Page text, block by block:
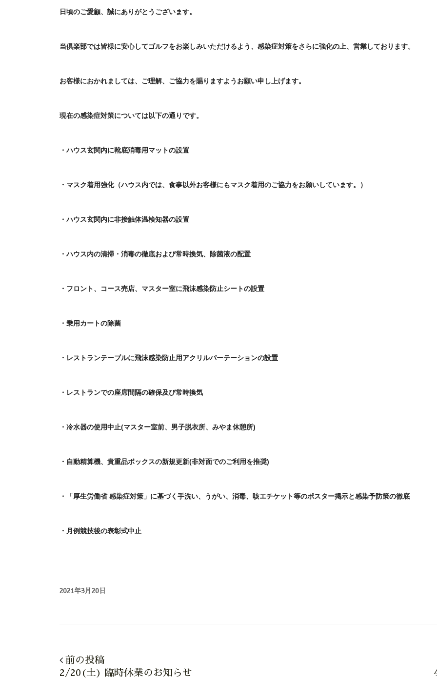
日頃のご愛顧、誠にありがとうございます。
当倶楽部では皆様に安心してゴルフをお楽しみいただけるよう、感染症対策をさらに強化の上、営業しております。
お客様におかれましては、ご理解、ご協力を賜りますようお願い申し上げます。
現在の感染症対策については以下の通りです。
・ハウス玄関内に靴底消毒用マットの設置
・マスク着用強化（ハウス内では、食事以外お客様にもマスク着用のご協力をお願いしています。）
・ハウス玄関内に非接触体温検知器の設置
・ハウス内の清掃・消毒の徹底および常時換気、除菌液の配置
・フロント、コース売店、マスター室に飛沫感染防止シートの設置
・乗用カートの除菌
・レストランテーブルに飛沫感染防止用アクリルパーテーションの設置
・レストランでの座席間隔の確保及び常時換気
・冷水器の使用中止(マスター室前、男子脱衣所、みやま休憩所)
・自動精算機、貴重品ボックスの新規更新(非対面でのご利用を推奨)
・「厚生労働省 感染症対策」に基づく手洗い、うがい、消毒、咳エチケット等のポスター掲示と感染予防策の徹底
・月例競技後の表彰式中止
2021年3月20日
前の投稿
2/20(土) 臨時休業のお知らせ